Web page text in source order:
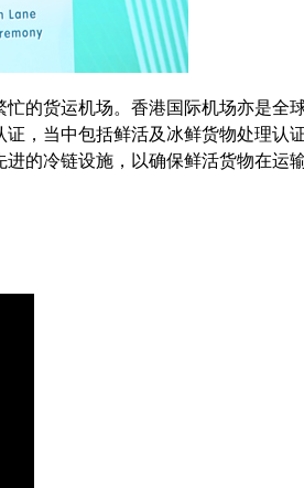
的货运机场。香港国际机场亦是全
，当中包括鲜活及冰鲜货物处理认
的冷链设施，以确保鲜活货物在运